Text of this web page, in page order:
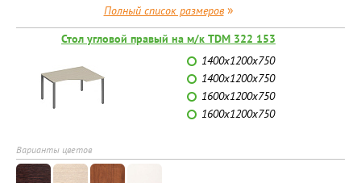
Полный список размеров»
Стол угловой правый на м/к TDM 322 153
1400x1200x750
1400x1200x750
1600x1200x750
1600x1200x750
Варианты цветов